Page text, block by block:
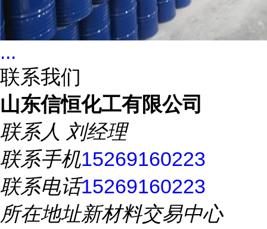
...
联系我们
山东信恒化工有限公司
联系人 刘经理
联系手机15269160223
联系电话15269160223
所在地址新材料交易中心